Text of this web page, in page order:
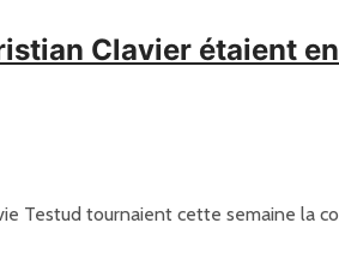
Clavier étaient
Testud tournaient cette semaine la